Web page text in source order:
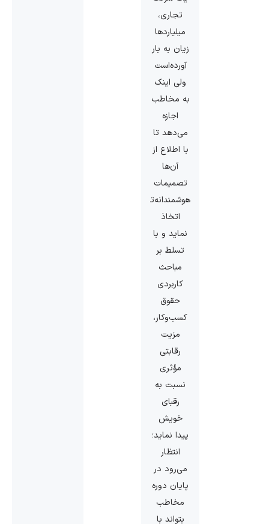
تجاری،
میلیاردها
زیان به بار
آورده‌است
ولی اینک
به مخاطب
اجازه
می‌دهد تا
با اطلاع از
آن‌ها
تصمیمات
هوشمندانه‌تری
اتخاذ
نماید و با
تسلط بر
مباحث
کاربردی
حقوق
کسب‌وکار،
مزیت
رقابتی
مؤثری
نسبت به
رقبای
خویش
پیدا نماید؛
انتظار
می‌رود در
پایان دوره
مخاطب
بتواند با